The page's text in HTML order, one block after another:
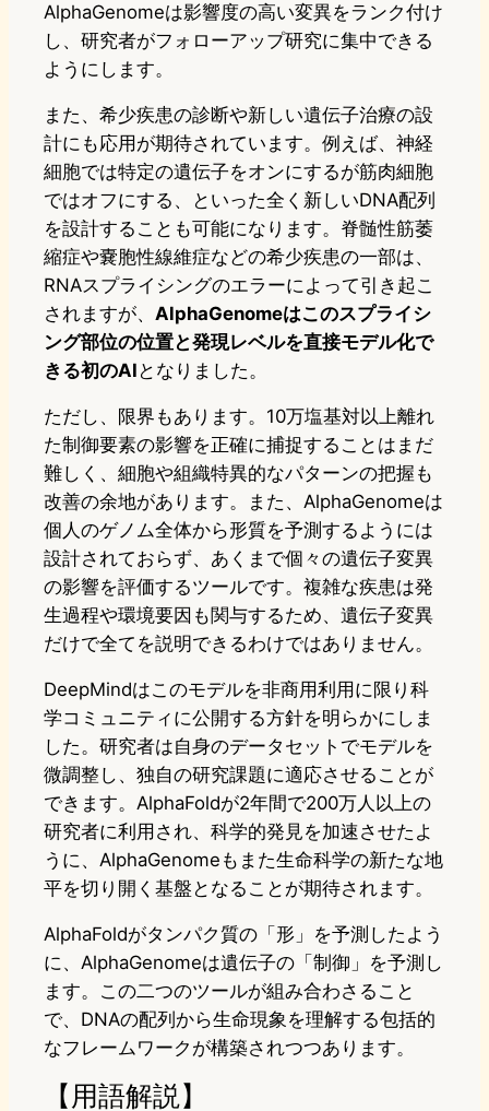
AlphaGenomeは影響度の高い変異をランク付け
し、研究者がフォローアップ研究に集中できる
ようにします。
また、希少疾患の診断や新しい遺伝子治療の設
計にも応用が期待されています。例えば、神経
細胞では特定の遺伝子をオンにするが筋肉細胞
ではオフにする、といった全く新しいDNA配列
を設計することも可能になります。脊髄性筋萎
縮症や嚢胞性線維症などの希少疾患の一部は、
RNAスプライシングのエラーによって引き起こ
されますが、 AlphaGenomeはこのスプライシ
ング部位の位置と発現レベルを直接モデル化で
きる初のAI となりました。
ただし、限界もあります。10万塩基対以上離れ
た制御要素の影響を正確に捕捉することはまだ
難しく、細胞や組織特異的なパターンの把握も
改善の余地があります。また、AlphaGenomeは
個人のゲノム全体から形質を予測するようには
設計されておらず、あくまで個々の遺伝子変異
の影響を評価するツールです。複雑な疾患は発
生過程や環境要因も関与するため、遺伝子変異
だけで全てを説明できるわけではありません。
DeepMindはこのモデルを非商用利用に限り科
学コミュニティに公開する方針を明らかにしま
した。研究者は自身のデータセットでモデルを
微調整し、独自の研究課題に適応させることが
できます。AlphaFoldが2年間で200万人以上の
研究者に利用され、科学的発見を加速させたよ
うに、AlphaGenomeもまた生命科学の新たな地
平を切り開く基盤となることが期待されます。
AlphaFoldがタンパク質の「形」を予測したよう
に、AlphaGenomeは遺伝子の「制御」を予測し
ます。この二つのツールが組み合わさること
で、DNAの配列から生命現象を理解する包括的
なフレームワークが構築されつつあります。
【用語解説】